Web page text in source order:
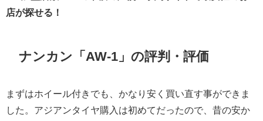
店が探せる！
ナンカン「AW-1」の評判・評価
まずはホイール付きでも、かなり安く買い直す事ができま
した。アジアンタイヤ購入は初めてだったので、昔の安か